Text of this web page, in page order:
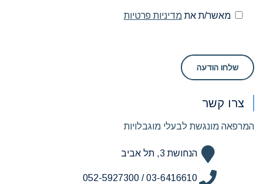
מאשר/ת את מדיניות פרטיות
צרו קשר
המרפאה מונגשת לבעלי מוגבלויות
הנחושת 3, תל אביב
03-6416610 / 052-5927300